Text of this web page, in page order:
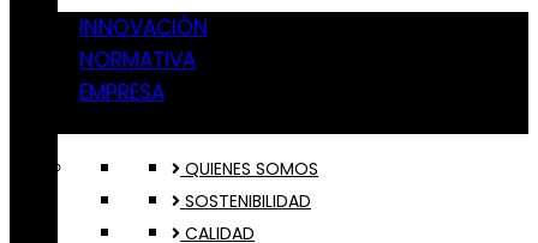
INNOVACIÓN
NORMATIVA
EMPRESA
QUIENES SOMOS
SOSTENIBILIDAD
CALIDAD